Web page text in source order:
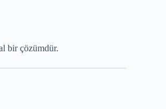
bir çözümdür.